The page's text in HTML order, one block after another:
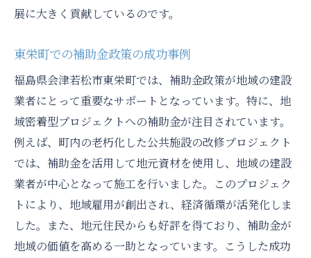
展に大きく貢献しているのです。
東栄町での補助金政策の成功事例
福島県会津若松市東栄町では、補助金政策が地域の建設
業者にとって重要なサポートとなっています。特に、地
域密着型プロジェクトへの補助金が注目されています。
例えば、町内の老朽化した公共施設の改修プロジェクト
では、補助金を活用して地元資材を使用し、地域の建設
業者が中心となって施工を行いました。このプロジェク
トにより、地域雇用が創出され、経済循環が活発化しま
した。また、地元住民からも好評を得ており、補助金が
地域の価値を高める一助となっています。こうした成功